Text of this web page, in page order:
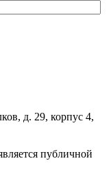
д. 29, корпус 4,
публичной